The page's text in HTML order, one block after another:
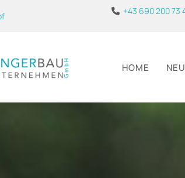
 +43 690 200 73
HOME